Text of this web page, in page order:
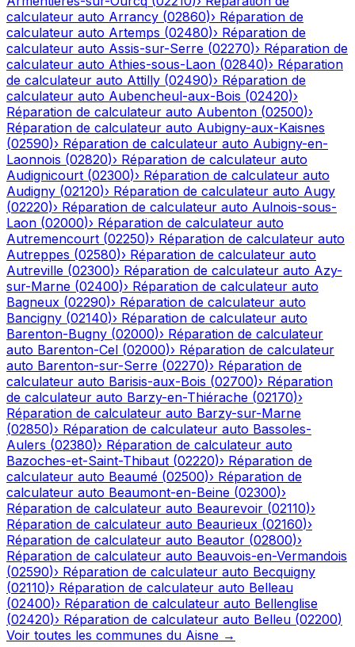
calculateur auto Arrancy (02860)› Réparation de
calculateur auto Artemps (02480)› Réparation de
calculateur auto Assis-sur-Serre (02270)› Réparation de
calculateur auto Athies-sous-Laon (02840)› Réparation
de calculateur auto Attilly (02490)› Réparation de
calculateur auto Aubencheul-aux-Bois (02420)›
Réparation de calculateur auto Aubenton (02500)›
Réparation de calculateur auto Aubigny-aux-Kaisnes
(02590)› Réparation de calculateur auto Aubigny-en-
Laonnois (02820)› Réparation de calculateur auto
Audignicourt (02300)› Réparation de calculateur auto
Audigny (02120)› Réparation de calculateur auto Augy
(02220)› Réparation de calculateur auto Aulnois-sous-
Laon (02000)› Réparation de calculateur auto
Autremencourt (02250)› Réparation de calculateur auto
Autreppes (02580)› Réparation de calculateur auto
Autreville (02300)› Réparation de calculateur auto Azy-
sur-Marne (02400)› Réparation de calculateur auto
Bagneux (02290)› Réparation de calculateur auto
Bancigny (02140)› Réparation de calculateur auto
Barenton-Bugny (02000)› Réparation de calculateur
auto Barenton-Cel (02000)› Réparation de calculateur
auto Barenton-sur-Serre (02270)› Réparation de
calculateur auto Barisis-aux-Bois (02700)› Réparation
de calculateur auto Barzy-en-Thiérache (02170)›
Réparation de calculateur auto Barzy-sur-Marne
(02850)› Réparation de calculateur auto Bassoles-
Aulers (02380)› Réparation de calculateur auto
Bazoches-et-Saint-Thibaut (02220)› Réparation de
calculateur auto Beaumé (02500)› Réparation de
calculateur auto Beaumont-en-Beine (02300)›
Réparation de calculateur auto Beaurevoir (02110)›
Réparation de calculateur auto Beaurieux (02160)›
Réparation de calculateur auto Beautor (02800)›
Réparation de calculateur auto Beauvois-en-Vermandois
(02590)› Réparation de calculateur auto Becquigny
(02110)› Réparation de calculateur auto Belleau
(02400)› Réparation de calculateur auto Bellenglise
(02420)› Réparation de calculateur auto Belleu (02200)
Voir toutes les communes du Aisne →